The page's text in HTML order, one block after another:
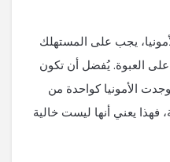
يجب على المستهلك
على العبوة. يُفضل أن تكون
الأمونيا كواحدة من
يعني أنها ليست خالية